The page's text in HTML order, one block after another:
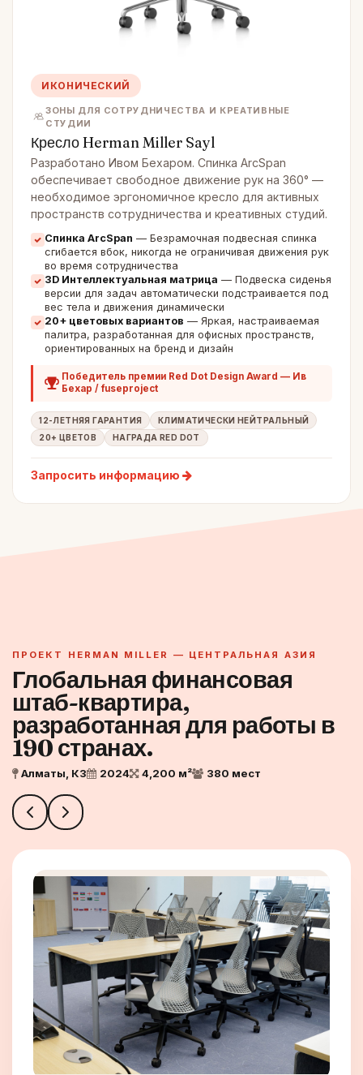
ИКОНИЧЕСКИЙ
ЗОНЫ ДЛЯ СОТРУДНИЧЕСТВА И КРЕАТИВНЫЕ
СТУДИИ
Кресло Herman Miller Sayl
Разработано Ивом Бехаром. Спинка ArcSpan
обеспечивает свободное движение рук на 360° —
необходимое эргономичное кресло для активных
пространств сотрудничества и креативных студий.
Спинка ArcSpan — Безрамочная подвесная спинка
сгибается вбок, никогда не ограничивая движения рук
во время сотрудничества
3D Интеллектуальная матрица — Подвеска сиденья
версии для задач автоматически подстраивается под
вес тела и движения динамически
20+ цветовых вариантов — Яркая, настраиваемая
палитра, разработанная для офисных пространств,
ориентированных на бренд и дизайн
Победитель премии Red Dot Design Award — Ив
Бехар / fuseproject
12-ЛЕТНЯЯ ГАРАНТИЯ
КЛИМАТИЧЕСКИ НЕЙТРАЛЬНЫЙ
20+ ЦВЕТОВ
НАГРАДА RED DOT
Запросить информацию
ПРОЕКТ HERMAN MILLER — ЦЕНТРАЛЬНАЯ АЗИЯ
Глобальная финансовая
штаб-квартира,
разработанная для работы в
190 странах.
Алматы, КЗ 2024 4,200 м² 380 мест